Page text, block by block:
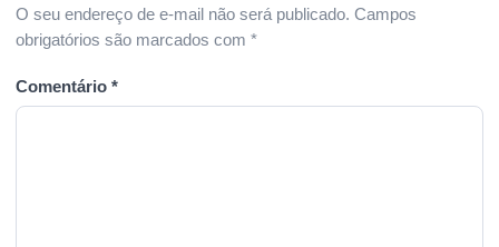
O seu endereço de e-mail não será publicado. Campos
obrigatórios são marcados com *
Comentário *